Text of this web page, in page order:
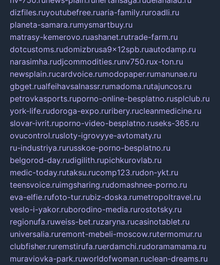
dizfiles.ruyoutubefree.ruaria-family.ruroadli.ru
planeta-samara.rumysmartbuy.ru
matrasy-kemerovo.ruashanet.rutrade-farm.ru
dotcustoms.rudomizbrusa9x12spb.ruautodamp.ru
narasimha.rudjcommodities.runv750.rux-ton.ru
newsplain.rucardvoice.rumodopaper.rumanunae.ru
gbget.rualfeihavsalnassr.rumadoma.rutajuncos.ru
petrovkasports.ruporno-online-besplatno.rusplclub.ru
york-life.rudoroga-expo.ruribery.rucleanmedicine.ru
slovar-ivrit.ruporno-video-besplatno.ruseks-365.ru
ovucontrol.rusloty-igrovyye-avtomaty.ru
ru-industriya.rurusskoe-porno-besplatno.ru
belgorod-day.rudigilith.rupichkurovlab.ru
medic-today.rutaksu.rucomp123.rudon-ykt.ru
teensvoice.ruimgsharing.rudomashnee-porno.ru
eva-elfie.rufoto-tur.rubiz-doska.rumetropoltravel.ru
veslo-i-yakor.ruborodino-media.rurostotsky.ru
regionufa.ruweiss-bet.ruzaryna.rucasinotablet.ru
universalia.ruremont-mebeli-moscow.rutermomur.ru
clubfisher.ruremstirufa.ruerdamchi.rudoramamama.ru
muraviovka-park.ruworldofwoman.ruclean-dreams.ru